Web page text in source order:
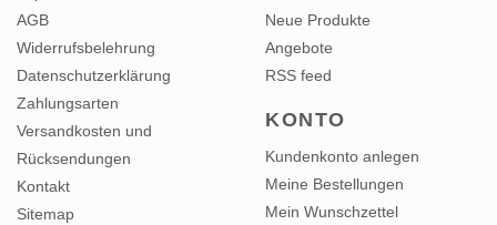
AGB
Widerrufsbelehrung
Datenschutzerklärung
Zahlungsarten
Versandkosten und
Rücksendungen
Kontakt
Sitemap
Neue Produkte
Angebote
RSS feed
KONTO
Kundenkonto anlegen
Meine Bestellungen
Mein Wunschzettel